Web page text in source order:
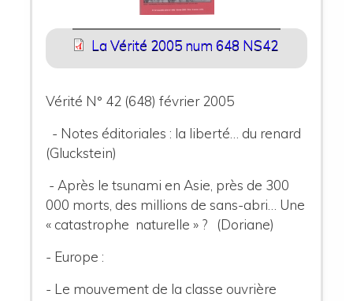
La Vérité 2005 num 648 NS42
Vérité N° 42 (648) février 2005
- Notes éditoriales : la liberté… du renard
(Gluckstein)
- Après le tsunami en Asie, près de 300
000 morts, des millions de sans-abri…
Une
« catastrophe naturelle » ? (Doriane)
- Europe :
- Le mouvement de la classe ouvrière